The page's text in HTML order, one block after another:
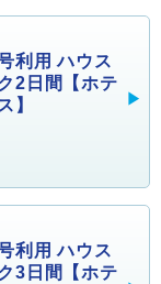
利用 ハウス
2日間【ホテ
】
利用 ハウス
3日間【ホテ